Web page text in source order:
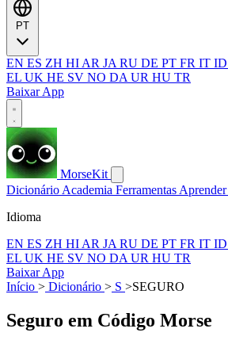
EN ES ZH HI AR JA RU DE PT FR IT ID
EL UK HE SV NO DA UR HU TR
Baixar App
MorseKit
Dicionário Academia Ferramentas Aprender
Idioma
EN ES ZH HI AR JA RU DE PT FR IT ID
EL UK HE SV NO DA UR HU TR
Baixar App
Início > Dicionário > S >SEGURO
Seguro em Código Morse